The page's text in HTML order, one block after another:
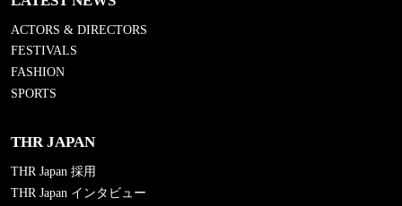
ACTORS & DIRECTORS
FESTIVALS
FASHION
SPORTS
THR JAPAN
THR Japan 採用
THR Japan インタビュー